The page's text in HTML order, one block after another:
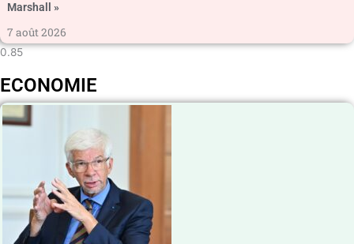
Marshall »
7 août 2026
ECONOMIE